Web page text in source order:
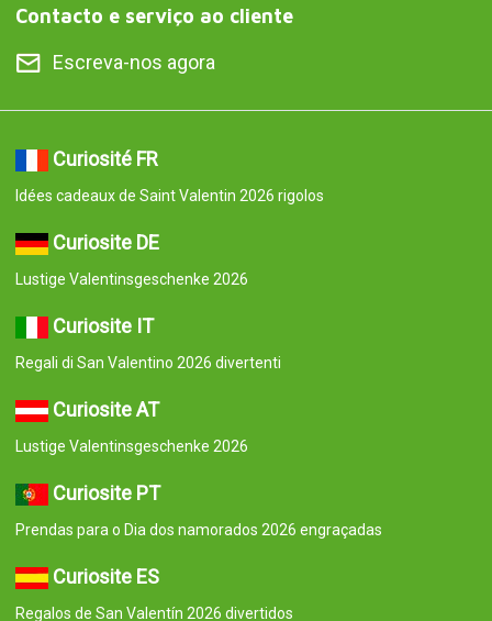
Contacto e serviço ao cliente
Escreva-nos agora
Curiosité FR
Idées cadeaux de Saint Valentin 2026 rigolos
Curiosite DE
Lustige Valentinsgeschenke 2026
Curiosite IT
Regali di San Valentino 2026 divertenti
Curiosite AT
Lustige Valentinsgeschenke 2026
Curiosite PT
Prendas para o Dia dos namorados 2026 engraçadas
Curiosite ES
Regalos de San Valentín 2026 divertidos